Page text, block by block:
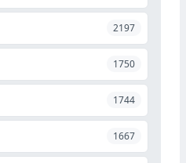
2197
1750
1744
1667